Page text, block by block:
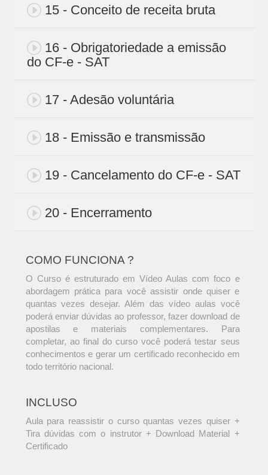
15 - Conceito de receita bruta
16 - Obrigatoriedade a emissão
do CF-e - SAT
17 - Adesão voluntária
18 - Emissão e transmissão
19 - Cancelamento do CF-e - SAT
20 - Encerramento
COMO FUNCIONA ?
O Curso é estruturado em Vídeo Aulas com foco e
abordagem prática para você assistir onde quiser e
quantas vezes desejar. Além das vídeo aulas você
poderá enviar dúvidas ao professor, fazer download de
apostilas e materiais complementares. Para
completar, ao final do curso você poderá testar seus
conhecimentos e gerar um certificado reconhecido em
todo território nacional.
INCLUSO
Aula para reassistir o curso quantas vezes quiser +
Tira dúvidas com o instrutor + Download Material +
Certificado